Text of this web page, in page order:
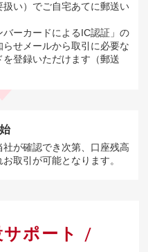
扱い）でご自宅あてに郵送い
バーカードによるIC認証」の
らせメールから取引に必要な
を登録いただけます（郵送
社が確認でき次第、口座残高
取引が可能となります。
ポート